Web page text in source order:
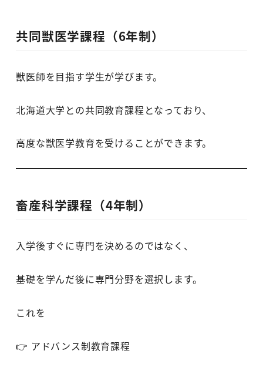
共同獣医学課程（6年制）
獣医師を目指す学生が学びます。
北海道大学との共同教育課程となっており、
高度な獣医学教育を受けることができます。
畜産科学課程（4年制）
入学後すぐに専門を決めるのではなく、
基礎を学んだ後に専門分野を選択します。
これを
👉 アドバンス制教育課程